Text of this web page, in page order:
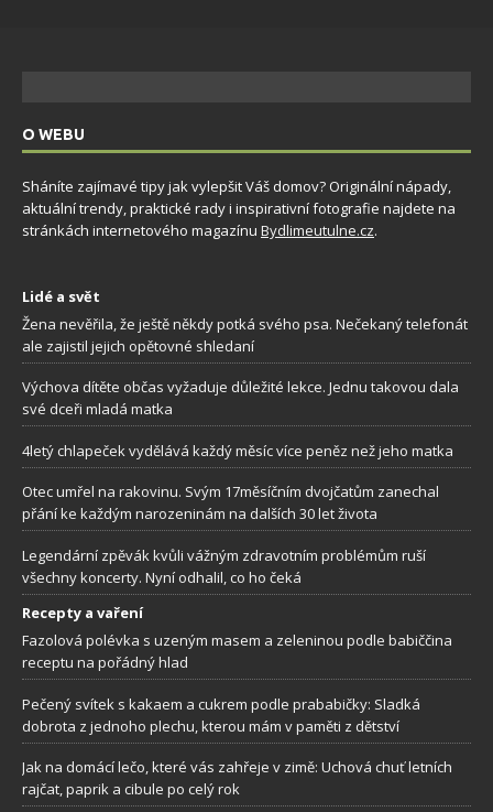
O WEBU
Sháníte zajímavé tipy jak vylepšit Váš domov? Originální nápady,
aktuální trendy, praktické rady i inspirativní fotografie najdete na
stránkách internetového magazínu Bydlimeutulne.cz.
Lidé a svět
Žena nevěřila, že ještě někdy potká svého psa. Nečekaný telefonát
ale zajistil jejich opětovné shledaní
Výchova dítěte občas vyžaduje důležité lekce. Jednu takovou dala
své dceři mladá matka
4letý chlapeček vydělává každý měsíc více peněz než jeho matka
Otec umřel na rakovinu. Svým 17měsíčním dvojčatům zanechal
přání ke každým narozeninám na dalších 30 let života
Legendární zpěvák kvůli vážným zdravotním problémům ruší
všechny koncerty. Nyní odhalil, co ho čeká
Recepty a vaření
Fazolová polévka s uzeným masem a zeleninou podle babiččina
receptu na pořádný hlad
Pečený svítek s kakaem a cukrem podle prababičky: Sladká
dobrota z jednoho plechu, kterou mám v paměti z dětství
Jak na domácí lečo, které vás zahřeje v zimě: Uchová chuť letních
rajčat, paprik a cibule po celý rok